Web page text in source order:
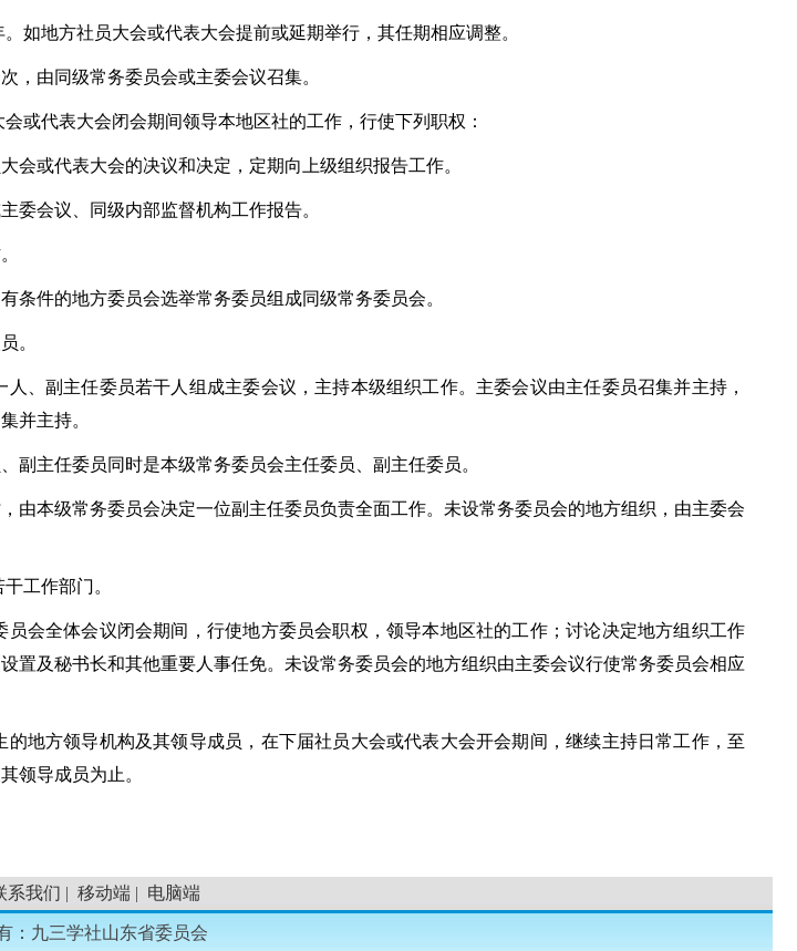
如地方社员大会或代表大会提前或延期举行，其任期相应调整。
，由同级常务委员会或主委会议召集。
或代表大会闭会期间领导本地区社的工作，行使下列职权：
会或代表大会的决议和决定，定期向上级组织报告工作。
委会议、同级内部监督机构工作报告。
条件的地方委员会选举常务委员组成同级常务委员会。
。
、副主任委员若干人组成主委会议，主持本级组织工作。主委会议由主任委员召集并主持，
并主持。
副主任委员同时是本级常务委员会主任委员、副主任委员。
由本级常务委员会决定一位副主任委员负责全面工作。未设常务委员会的地方组织，由主委会
工作部门。
会全体会议闭会期间，行使地方委员会职权，领导本地区社的工作；讨论决定地方组织工作
置及秘书长和其他重要人事任免。未设常务委员会的地方组织由主委会议行使常务委员会相应
地方领导机构及其领导成员，在下届社员大会或代表大会开会期间，继续主持日常工作，至
领导成员为止。
系我们 | 移动端| 电脑端
： 九三学社山东省委员会